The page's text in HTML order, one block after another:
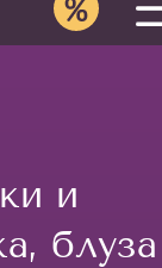
и
блуза